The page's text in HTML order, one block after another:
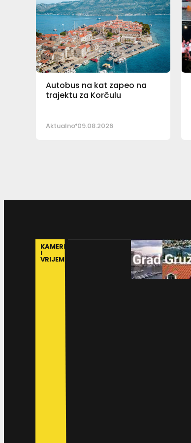
Autobus na kat zapeo na
trajektu za Korčulu
Aktualno 09.08.2026
KAMERE
I
VRIJEME